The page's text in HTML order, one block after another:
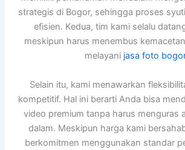
strategis di Bogor, sehingga proses
efisien. Kedua, tim kami selalu
meskipun harus menembus
melayani jasa foto
Selain itu, kami menawarkan
kompetitif. Hal ini berarti Anda bisa
video premium tanpa harus menguras
dalam. Meskipun harga kami
berkomitmen menggunakan standar